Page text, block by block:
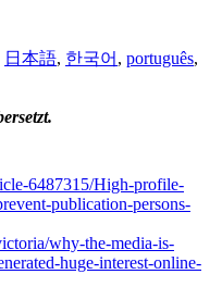
日本語, 한국어 , português,
6487315/High-profile-
publication-persons-
why-the-media-is-
huge-interest-online-